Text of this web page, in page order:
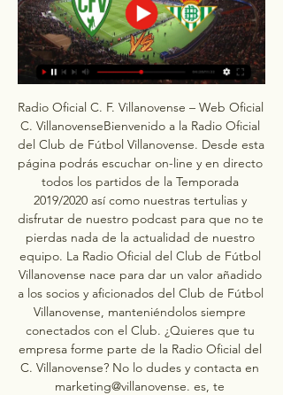
Radio Oficial C. F. Villanovense – Web Oficial
C. VillanovenseBienvenido a la Radio Oficial
del Club de Fútbol Villanovense. Desde esta
página podrás escuchar on-line y en directo
todos los partidos de la Temporada
2019/2020 así como nuestras tertulias y
disfrutar de nuestro podcast para que no te
pierdas nada de la actualidad de nuestro
equipo. La Radio Oficial del Club de Fútbol
Villanovense nace para dar un valor añadido
a los socios y aficionados del Club de Fútbol
Villanovense, manteniéndolos siempre
conectados con el Club. ¿Quieres que tu
empresa forme parte de la Radio Oficial del
C. Villanovense? No lo dudes y contacta en
marketing@villanovense. es, te